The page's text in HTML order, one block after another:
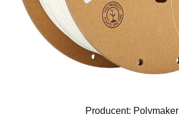
Producent: Polymaker